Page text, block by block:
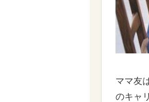
ママ友
のキャ